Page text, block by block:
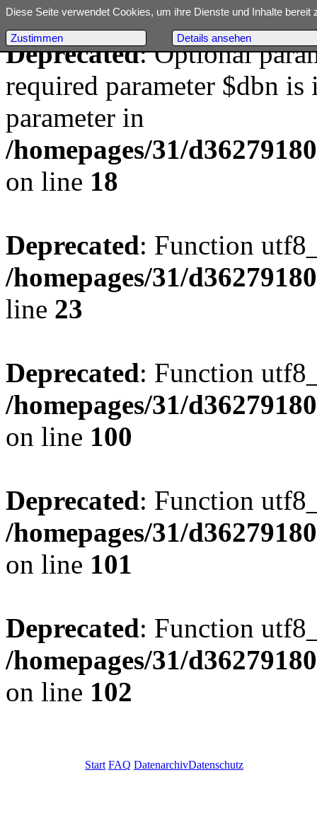
Deprecated: Optional
required parameter $dbn
parameter in
/homepages/31/
on line 18
Deprecated: Function
/homepages/31/
line 23
Deprecated: Function
/homepages/31/
on line 100
Deprecated: Function
/homepages/31/
on line 101
Deprecated: Function
/homepages/31/
on line 102
Start FAQ DatenarchivDatenschutz
Diese Seite verwendet Cookies, um ihre Dienste und Inhalte
Zustimmen Details ansehen